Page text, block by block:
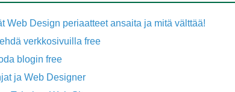
Web Design periaatteet ansaita ja mitä välttää!
verkkosivuilla free
blogin free
ja Web Designer